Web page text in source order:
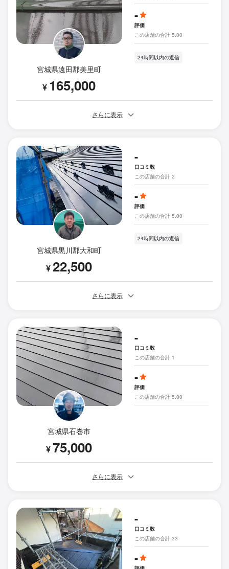
宮城県遠田郡美里町
¥ 165,000
-
評価
この店舗の合計 5.00
24時間以内の返信
さらに表示
宮城県黒川郡大和町
¥22,500
-
口コミ数
この店舗の合計 2
-
評価
この店舗の合計 5.00
24時間以内の返信
さらに表示
宮城県石巻市
¥75,000
-
口コミ数
この店舗の合計 1
-
評価
この店舗の合計 5.00
さらに表示
-
口コミ数
この店舗の合計 33
-